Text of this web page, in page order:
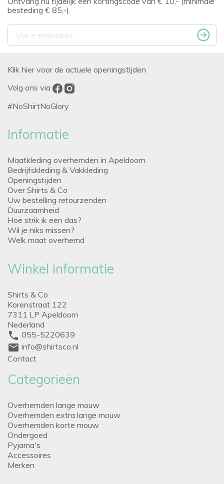
besteding € 85,-).
Klik hier voor de actuele openingstijden
Volg ons via
#NoShirtNoGlory
Informatie
Maatkleding overhemden in Apeldoorn
Bedrijfskleding & Vakkleding
Openingstijden
Over Shirts & Co
Uw bestelling retourzenden
Duurzaamheid
Hoe strik ik een das?
Wil je niks missen?
Welk maat overhemd
Winkel informatie
Shirts & Co
Korenstraat 122
7311 LP Apeldoorn
Nederland
phone 055-5220639
mail info@shirtsco.nl
Contact
Categorieën
Overhemden lange mouw
Overhemden extra lange mouw
Overhemden korte mouw
Ondergoed
Pyjama's
Accessoires
Merken